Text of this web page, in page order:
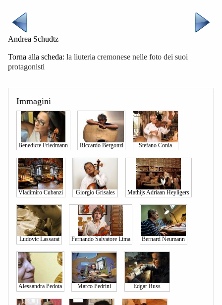
Andrea Schudtz
Torna alla scheda: la liuteria cremonese nelle foto dei suoi
protagonisti
Immagini
Benedicte Friedmann Riccardo Bergonzi Stefano Conia
Vladimiro Cubanzi Giorgio Grisales Mathijs Adriaan Heyligers
Ludovic Lassarat Fernando Salvatore Lima Bernard Neumann
Alessandra Pedota Marco Pedrini Edgar Russ